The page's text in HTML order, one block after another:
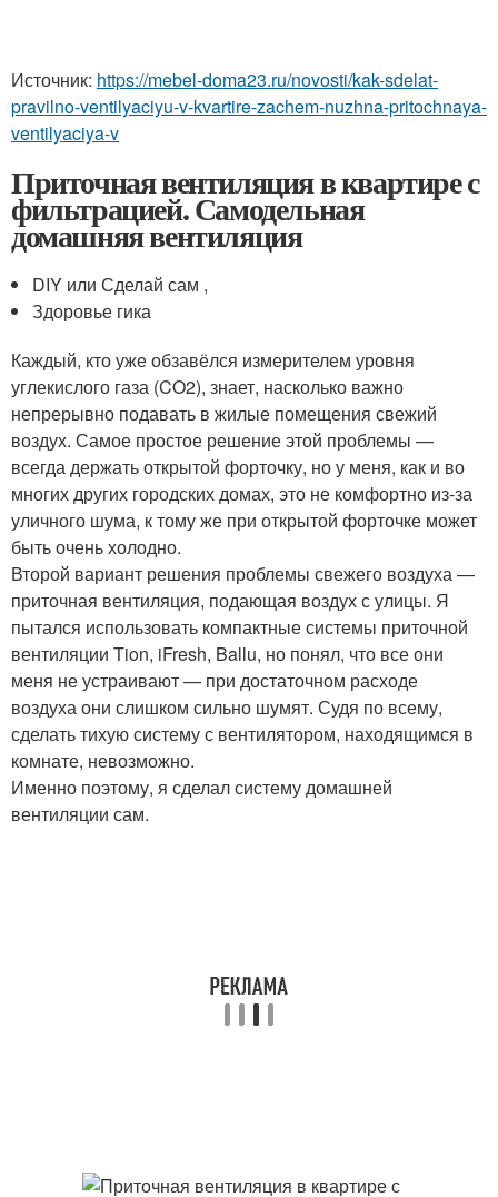
Источник: https://mebel-doma23.ru/novosti/kak-sdelat-
pravilno-ventilyaciyu-v-kvartire-zachem-nuzhna-pritochnaya-
ventilyaciya-v
Приточная вентиляция в квартире с
фильтрацией. Самодельная
домашняя вентиляция
DIY или Сделай сам ,
Здоровье гика
Каждый, кто уже обзавёлся измерителем уровня
углекислого газа (CO2), знает, насколько важно
непрерывно подавать в жилые помещения свежий
воздух. Самое простое решение этой проблемы —
всегда держать открытой форточку, но у меня, как и во
многих других городских домах, это не комфортно из-за
уличного шума, к тому же при открытой форточке может
быть очень холодно.
Второй вариант решения проблемы свежего воздуха —
приточная вентиляция, подающая воздух с улицы. Я
пытался использовать компактные системы приточной
вентиляции Tion, iFresh, Ballu, но понял, что все они
меня не устраивают — при достаточном расходе
воздуха они слишком сильно шумят. Судя по всему,
сделать тихую систему с вентилятором, находящимся в
комнате, невозможно.
Именно поэтому, я сделал систему домашней
вентиляции сам.